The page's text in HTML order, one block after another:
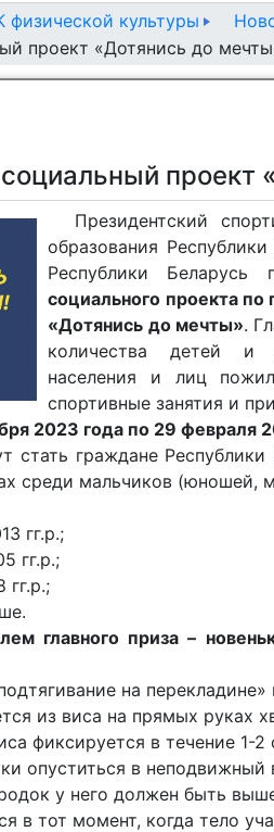
физической культуры
проект «Дотянись до
проект
Президентский
образования
Республики Беларусь
социального проекта
«Дотянись до мечты».
количества детей и
населения и лиц
спортивные занятия и
2023 года по 29 февраля
стать граждане
среди мальчиков
гг.р.;
гг.р.;
гг.р.;
главного приза –
на
из виса на прямых руках
фиксируется в течение 1-2
опуститься в
у него должен быть
в тот момент, когда тело